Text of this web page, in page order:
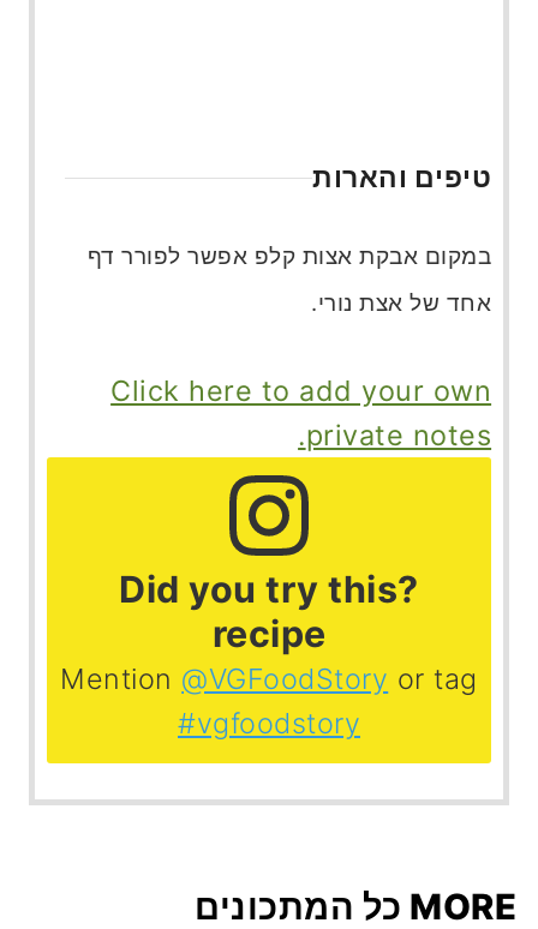
טיפים והארות
במקום אבקת אצות קלפ אפשר לפורר דף
אחד של אצת נורי.
Click here to add your own
private notes.
?Did you try this
recipe
Mention @VGFoodStory or tag
#vgfoodstory
MORE כל המתכונים